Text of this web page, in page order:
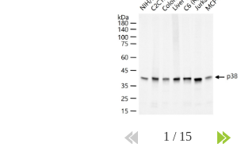
1 / 15